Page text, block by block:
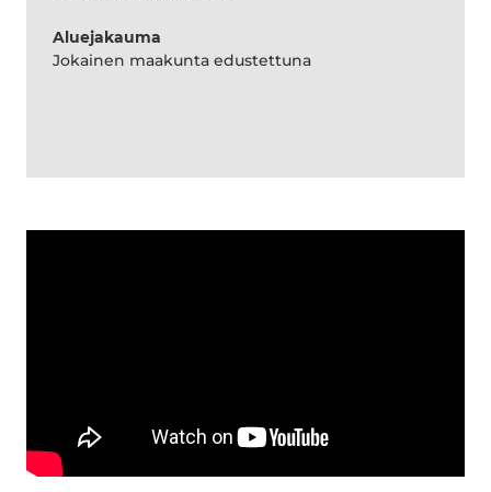
Aluejakauma
Jokainen maakunta edustettuna